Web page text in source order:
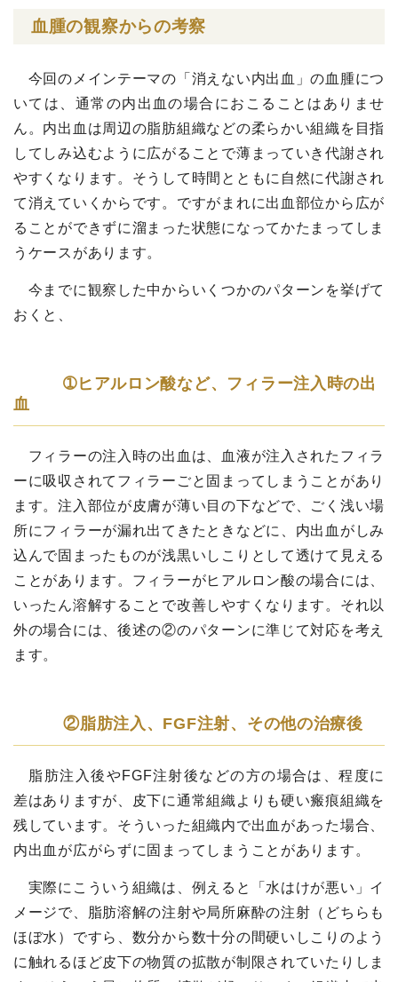
血腫の観察からの考察
今回のメインテーマの「消えない内出血」の血腫につ
いては、通常の内出血の場合におこることはありませ
ん。内出血は周辺の脂肪組織などの柔らかい組織を目指
してしみ込むように広がることで薄まっていき代謝され
やすくなります。そうして時間とともに自然に代謝され
て消えていくからです。ですがまれに出血部位から広が
ることができずに溜まった状態になってかたまってしま
うケースがあります。
今までに観察した中からいくつかのパターンを挙げて
おくと、
➀ヒアルロン酸など、フィラー注入時の出
血
フィラーの注入時の出血は、血液が注入されたフィラ
ーに吸収されてフィラーごと固まってしまうことがあり
ます。注入部位が皮膚が薄い目の下などで、ごく浅い場
所にフィラーが漏れ出てきたときなどに、内出血がしみ
込んで固まったものが浅黒いしこりとして透けて見える
ことがあります。フィラーがヒアルロン酸の場合には、
いったん溶解することで改善しやすくなります。それ以
外の場合には、後述の②のパターンに準じて対応を考え
ます。
②脂肪注入、 FGF注射、その他の治療後
脂肪注入後やFGF注射後などの方の場合は、程度に
差はありますが、皮下に通常組織よりも硬い瘢痕組織を
残しています。そういった組織内で出血があった場合、
内出血が広がらずに固まってしまうことがあります。
実際にこういう組織は、例えると「水はけが悪い」イ
メージで、脂肪溶解の注射や局所麻酔の注射（どちらも
ほぼ水）ですら、数分から数十分の間硬いしこりのよう
に触れるほど皮下の物質の拡散が制限されていたりしま